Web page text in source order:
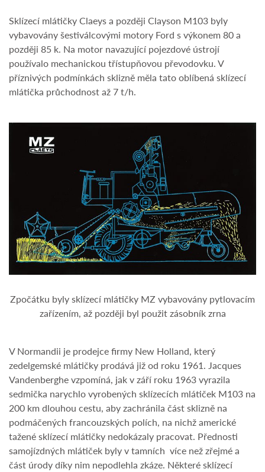
Sklízecí mlátičky Claeys a později Clayson M103 byly
vybavovány šestiválcovými motory Ford s výkonem 80 a
později 85 k. Na motor navazující pojezdové ústrojí
používalo mechanickou třístupňovou převodovku. V
příznivých podmínkách sklizně měla tato oblíbená sklízecí
mlátička průchodnost až 7 t/h.
Zpočátku byly sklízecí mlátičky MZ vybavovány pytlovacím
zařízením, až později byl použit zásobník zrna
V Normandii je prodejce firmy New Holland, který
zedelgemské mlátičky prodává již od roku 1961. Jacques
Vandenberghe vzpomíná, jak v září roku 1963 vyrazila
sedmička narychlo vyrobených sklízecích mlátiček M103 na
200 km dlouhou cestu, aby zachránila část sklizně na
podmáčených francouzských polích, na nichž americké
tažené sklízecí mlátičky nedokázaly pracovat. Přednosti
samojízdných mlátiček byly v tamních více než zřejmé a
část úrody díky nim nepodlehla zkáze. Některé sklízecí